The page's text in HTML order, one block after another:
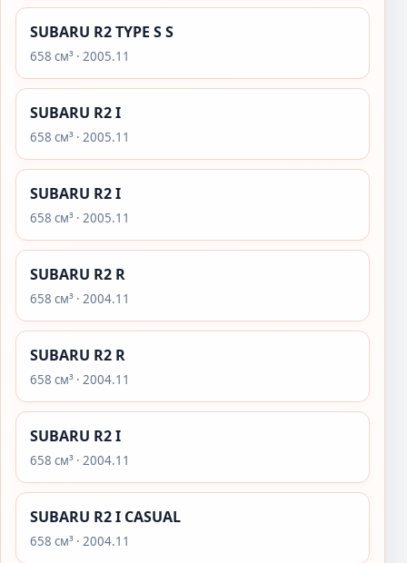
SUBARU R2 TYPE S S
658 см³ · 2005.11
SUBARU R2 I
658 см³ · 2005.11
SUBARU R2 I
658 см³ · 2005.11
SUBARU R2 R
658 см³ · 2004.11
SUBARU R2 R
658 см³ · 2004.11
SUBARU R2 I
658 см³ · 2004.11
SUBARU R2 I CASUAL
658 см³ · 2004.11